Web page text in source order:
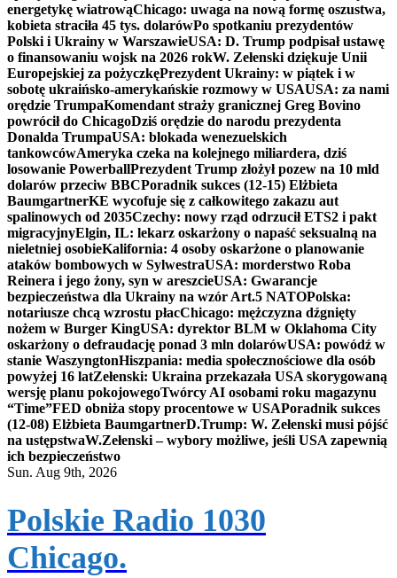
energetykę wiatrowąChicago: uwaga na nową formę oszustwa,
kobieta straciła 45 tys. dolarówPo spotkaniu prezydentów
Polski i Ukrainy w WarszawieUSA: D. Trump podpisał ustawę
o finansowaniu wojsk na 2026 rokW. Zełenski dziękuje Unii
Europejskiej za pożyczkęPrezydent Ukrainy: w piątek i w
sobotę ukraińsko-amerykańskie rozmowy w USAUSA: za nami
orędzie TrumpaKomendant straży granicznej Greg Bovino
powrócił do ChicagoDziś orędzie do narodu prezydenta
Donalda TrumpaUSA: blokada wenezuelskich
tankowcówAmeryka czeka na kolejnego miliardera, dziś
losowanie PowerballPrezydent Trump złożył pozew na 10 mld
dolarów przeciw BBCPoradnik sukces (12-15) Elżbieta
BaumgartnerKE wycofuje się z całkowitego zakazu aut
spalinowych od 2035Czechy: nowy rząd odrzucił ETS2 i pakt
migracyjnyElgin, IL: lekarz oskarżony o napaść seksualną na
nieletniej osobieKalifornia: 4 osoby oskarżone o planowanie
ataków bombowych w SylwestraUSA: morderstwo Roba
Reinera i jego żony, syn w areszcieUSA: Gwarancje
bezpieczeństwa dla Ukrainy na wzór Art.5 NATOPolska:
notariusze chcą wzrostu płacChicago: mężczyzna dźgnięty
nożem w Burger KingUSA: dyrektor BLM w Oklahoma City
oskarżony o defraudację ponad 3 mln dolarówUSA: powódź w
stanie WaszyngtonHiszpania: media społecznościowe dla osób
powyżej 16 latZełenski: Ukraina przekazała USA skorygowaną
wersję planu pokojowegoTwórcy AI osobami roku magazynu
“Time”FED obniża stopy procentowe w USAPoradnik sukces
(12-08) Elżbieta BaumgartnerD.Trump: W. Zełenski musi pójść
na ustępstwaW.Zełenski – wybory możliwe, jeśli USA zapewnią
ich bezpieczeństwo
Sun. Aug 9th, 2026
Polskie Radio 1030
Chicago.